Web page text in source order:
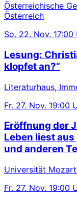
Österreichische
Österreich
So. 22. Nov. 17:00
Lesung:
klopfet an?“
Literaturhaus,
Fr. 27. Nov. 19:00
Eröffnung der
Leben liest aus
und anderen
Universität
Fr. 27. Nov. 19:00